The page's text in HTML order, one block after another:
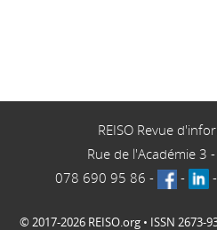
REISO Revue
Rue de l'Académie 3 -
078 690 95 86 - - -
© 2017-2026 REISO.org • ISSN 2673-